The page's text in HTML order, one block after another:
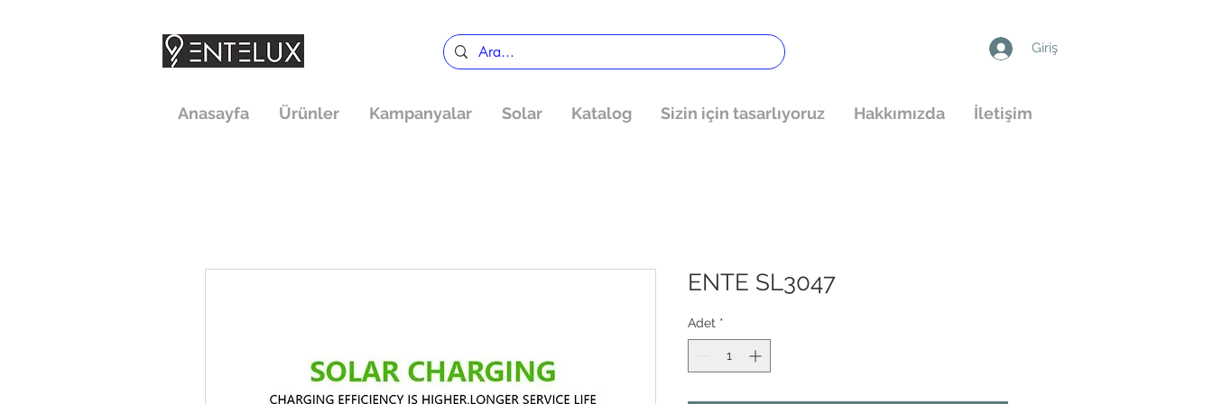
Giriş
Anasayfa Ürünler Kampanyalar Solar Katalog Sizin için tasarlıyoruz Hakkımızda İletişim
ENTE SL3047
Adet *